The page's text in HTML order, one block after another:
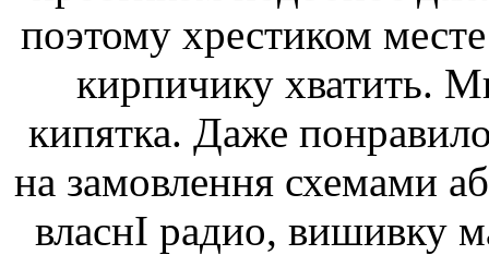
поэтому хрестиком
кирпичику хватить.
кипятка. Даже
на замовлення схемами
власнІ радио, вишивку